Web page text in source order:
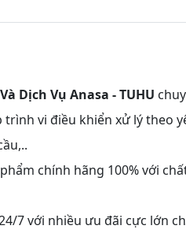
Dịch Vụ Anasa - TUHU
vi điều khiển xử lý theo
chính hãng 100% với
7 với nhiều ưu đãi cực lớn